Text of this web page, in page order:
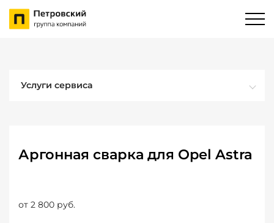
Услуги сервиса
Аргонная сварка для Opel Astra
от 2 800 руб.